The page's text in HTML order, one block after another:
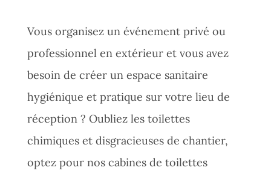
Vous organisez un événement privé ou
professionnel en extérieur et vous avez
besoin de créer un espace sanitaire
hygiénique et pratique sur votre lieu de
réception ? Oubliez les toilettes
chimiques et disgracieuses de chantier,
optez pour nos cabines de toilettes